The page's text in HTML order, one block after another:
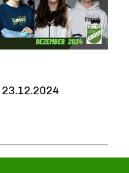
23.12.2024